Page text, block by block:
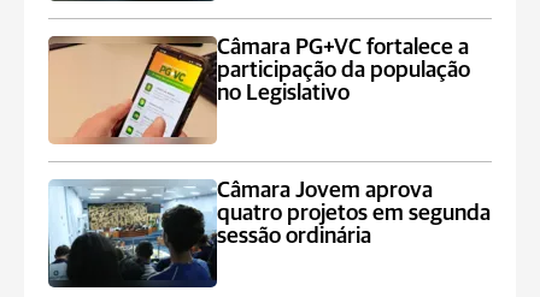
Câmara PG+VC fortalece a
participação da população
no Legislativo
Câmara Jovem aprova
quatro projetos em segunda
sessão ordinária